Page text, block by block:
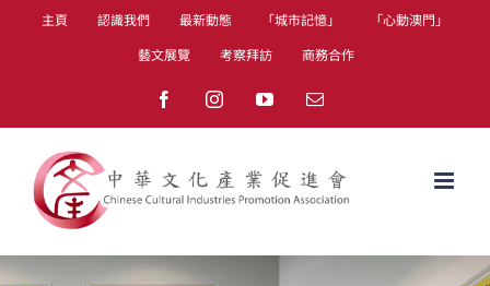
主頁 認識我們 最新動態 「城市記憶」
「心動澳門」
藝文展覽
考察拜訪 商務合作
FacebookInstagramYouTubeEmail